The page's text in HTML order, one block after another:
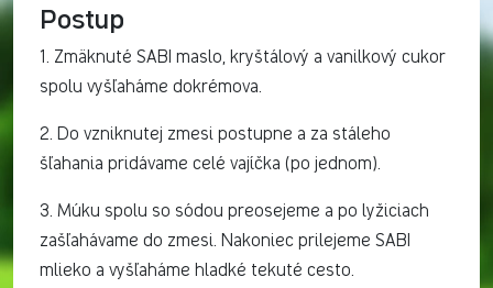
Postup
1. Zmäknuté SABI maslo, kryštálový a vanilkový cukor
spolu vyšľaháme dokrémova.
2. Do vzniknutej zmesi postupne a za stáleho
šľahania pridávame celé vajíčka (po jednom).
3. Múku spolu so sódou preosejeme a po lyžiciach
zašľahávame do zmesi. Nakoniec prilejeme SABI
mlieko a vyšľaháme hladké tekuté cesto.